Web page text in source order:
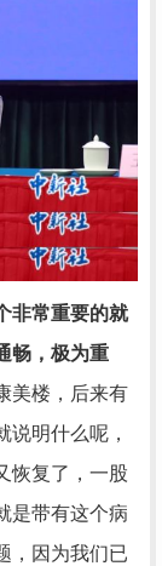
非常重要的就
畅，极为重
美楼，后来有
明什么呢，
恢复了，一股
是带有这个病
，因为我们已